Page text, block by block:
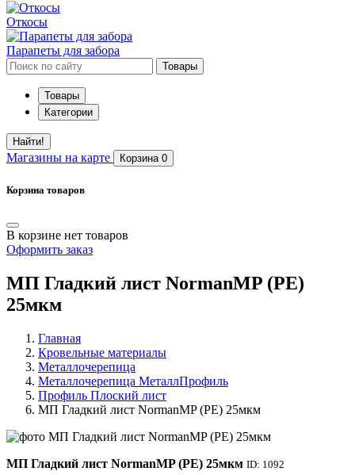
Откосы
Парапеты для забора
Товары
Товары
Категории
Найти!
Магазины на карте Корзина 0
Корзина товаров
В корзине нет товаров
Оформить заказ
МП Гладкий лист NormanMP (РЕ)
25мкм
Главная
Кровельные материалы
Металлочерепица
Металлочерепица МеталлПрофиль
Профиль Плоский лист
МП Гладкий лист NormanMP (РЕ) 25мкм
МП Гладкий лист NormanMP (РЕ) 25мкм ID: 1092